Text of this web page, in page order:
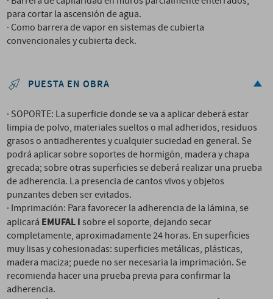
para cortar la ascensión de agua.
· Como barrera de vapor en sistemas de cubierta
convencionales y cubierta deck.
PUESTA EN OBRA
· SOPORTE: La superficie donde se va a aplicar deberá estar
limpia de polvo, materiales sueltos o mal adheridos, residuos
grasos o antiadherentes y cualquier suciedad en general. Se
podrá aplicar sobre soportes de hormigón, madera y chapa
grecada; sobre otras superficies se deberá realizar una prueba
de adherencia. La presencia de cantos vivos y objetos
punzantes deben ser evitados.
· Imprimación: Para favorecer la adherencia de la lámina, se
aplicará EMUFAL Isobre el soporte, dejando secar
completamente, aproximadamente 24 horas. En superficies
muy lisas y cohesionadas: superficies metálicas, plásticas,
madera maciza; puede no ser necesaria la imprimación. Se
recomienda hacer una prueba previa para confirmar la
adherencia.